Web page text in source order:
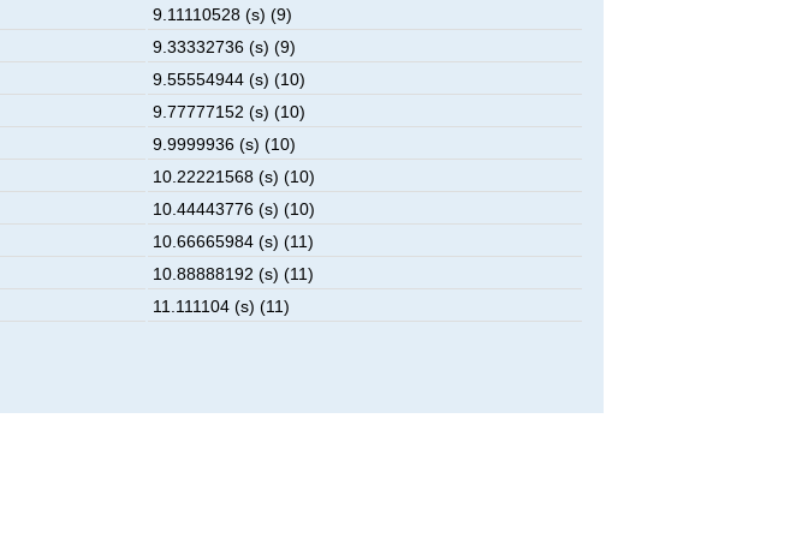
9.11110528 (s) (9)
9.33332736 (s) (9)
9.55554944 (s) (10)
9.77777152 (s) (10)
9.9999936 (s) (10)
10.22221568 (s) (10)
10.44443776 (s) (10)
10.66665984 (s) (11)
10.88888192 (s) (11)
11.111104 (s) (11)